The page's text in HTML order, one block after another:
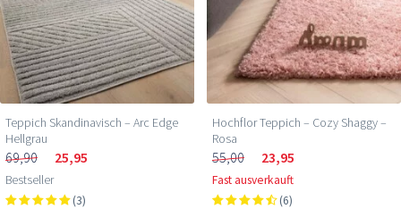
Teppich Skandinavisch – Arc Edge
Hellgrau
69,90 25,95
Bestseller
(3)
Hochflor Teppich – Cozy Shaggy –
Rosa
55,00 23,95
Fast ausverkauft
(6)